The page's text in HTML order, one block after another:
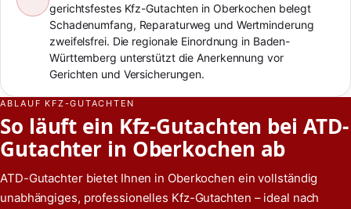
gerichtsfestes Kfz-Gutachten in Oberkochen belegt
Schadenumfang, Reparaturweg und Wertminderung
zweifelsfrei. Die regionale Einordnung in Baden-
Württemberg unterstützt die Anerkennung vor
Gerichten und Versicherungen.
ABLAUF KFZ-GUTACHTEN
So läuft ein Kfz-Gutachten bei ATD-
Gutachter in Oberkochen ab
ATD-Gutachter bietet Ihnen in Oberkochen ein vollständig
unabhängiges, professionelles Kfz-Gutachten – ideal nach